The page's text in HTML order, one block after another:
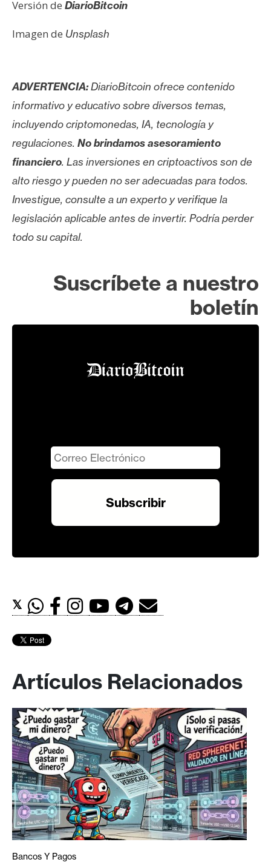
Versión de DiarioBitcoin
Imagen de Unsplash
ADVERTENCIA:DiarioBitcoin ofrece contenido
informativo y educativo sobre diversos temas,
incluyendo criptomonedas, IA, tecnología y
regulaciones. No brindamos asesoramiento
financiero. Las inversiones en criptoactivos son de
alto riesgo y pueden no ser adecuadas para todos.
Investigue, consulte a un experto y verifique la
legislación aplicable antes de invertir. Podría perder
todo su capital.
Suscríbete a nuestro
boletín
𝕏
Artículos Relacionados
Bancos Y Pagos